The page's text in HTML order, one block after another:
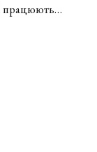
працюють…